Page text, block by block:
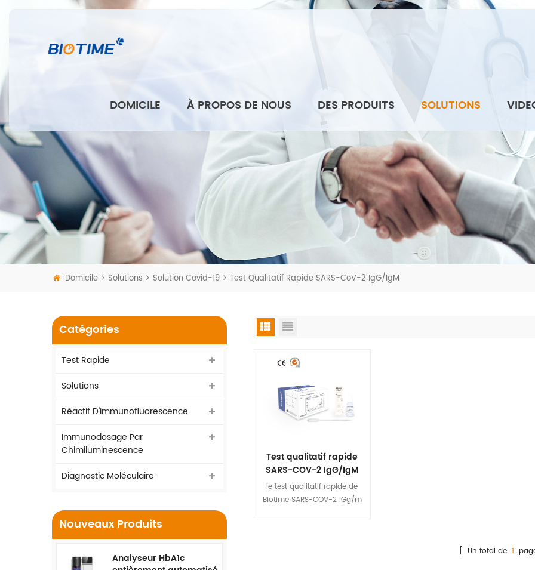
DOMICILE À PROPOS DE NOUS DES PRODUITS SOLUTIONS
Domicile Solutions Solution Covid-19 Test Qualitatif Rapide SARS-CoV-2 IgG/IgM
Test qualitatif rapide
SARS-COV-2 IgG/IgM
le test qualitatif rapide de
Biotime SARS-COV-2 IGg/m
[ Un total de1
Catégories
Test Rapide
Solutions
Réactif D'immunofluorescence
Immunodosage Par
Chimiluminescence
Diagnostic Moléculaire
Nouveaux Produits
Analyseur HbA1c